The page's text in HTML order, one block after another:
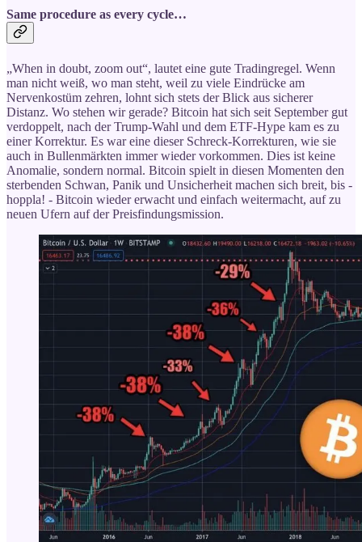
Same procedure as every cycle…
„When in doubt, zoom out“, lautet eine gute Tradingregel. Wenn
man nicht weiß, wo man steht, weil zu viele Eindrücke am
Nervenkostüm zehren, lohnt sich stets der Blick aus sicherer
Distanz. Wo stehen wir gerade? Bitcoin hat sich seit September gut
verdoppelt, nach der Trump-Wahl und dem ETF-Hype kam es zu
einer Korrektur. Es war eine dieser Schreck-Korrekturen, wie sie
auch in Bullenmärkten immer wieder vorkommen. Dies ist keine
Anomalie, sondern normal. Bitcoin spielt in diesen Momenten den
sterbenden Schwan, Panik und Unsicherheit machen sich breit, bis -
hoppla! - Bitcoin wieder erwacht und einfach weitermacht, auf zu
neuen Ufern auf der Preisfindungsmission.